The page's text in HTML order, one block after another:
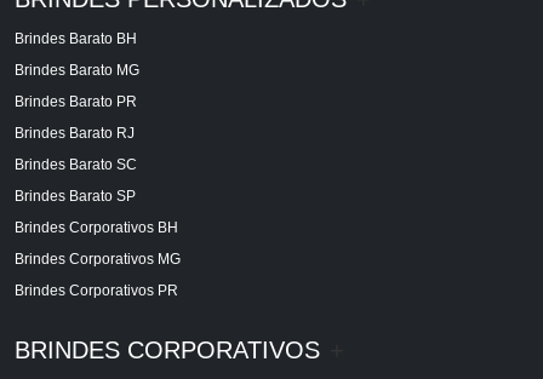
Brindes Barato BH
Brindes Barato MG
Brindes Barato PR
Brindes Barato RJ
Brindes Barato SC
Brindes Barato SP
Brindes Corporativos BH
Brindes Corporativos MG
Brindes Corporativos PR
BRINDES CORPORATIVOS